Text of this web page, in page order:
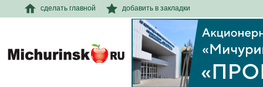
сделать главной добавить в закладки